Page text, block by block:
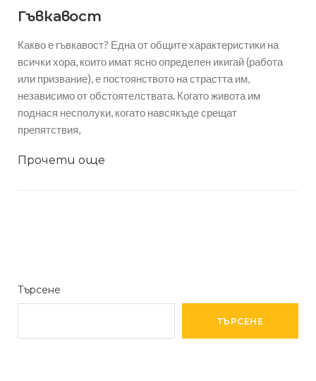
Гъвкавост
Какво е гъвкавост? Една от общите характеристики на
всички хора, които имат ясно определен икигай (работа
или призвание), е постоянството на страстта им,
независимо от обстоятелствата. Когато живота им
поднася несполуки, когато навсякъде срещат
препятствия,
Прочети още
Търсене
ТЪРСЕНЕ